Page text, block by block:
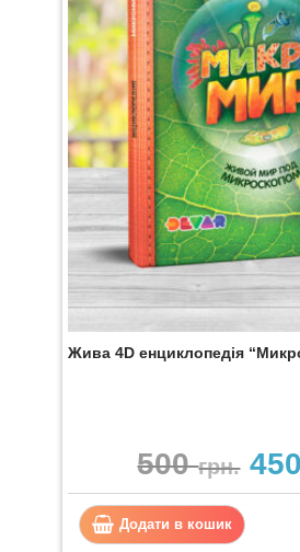
Жива 4D енциклопедія
500грн. 450
Додати в кошик